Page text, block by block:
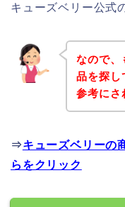
キューズベリー公式
なので、
品を探し
参考にさ
⇒キューズベリーの
らをクリック